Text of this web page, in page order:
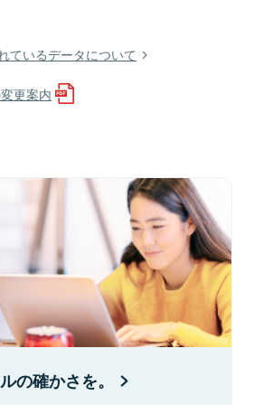
ているデータについて
更案内
の確かさを。